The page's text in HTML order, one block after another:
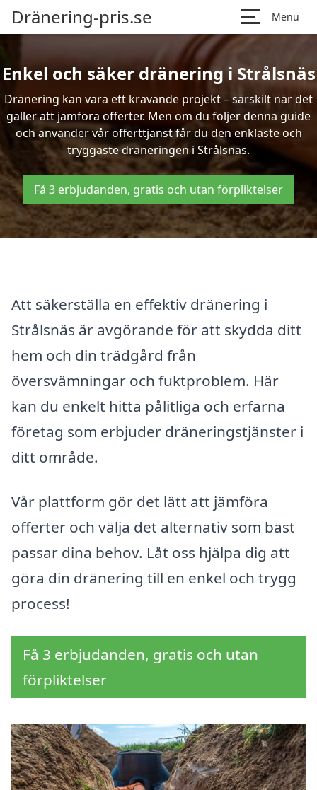
Dränering-pris.se Menu
Enkel och säker dränering i Strålsnäs
Dränering kan vara ett krävande projekt – särskilt när det
gäller att jämföra offerter. Men om du följer denna guide
och använder vår offerttjänst får du den enklaste och
tryggaste dräneringen i Strålsnäs.
Få 3 erbjudanden, gratis och utan förpliktelser
Att säkerställa en effektiv dränering i
Strålsnäs är avgörande för att skydda ditt
hem och din trädgård från
översvämningar och fuktproblem. Här
kan du enkelt hitta pålitliga och erfarna
företag som erbjuder dräneringstjänster i
ditt område.
Vår plattform gör det lätt att jämföra
offerter och välja det alternativ som bäst
passar dina behov. Låt oss hjälpa dig att
göra din dränering till en enkel och trygg
process!
Få 3 erbjudanden, gratis och utan
förpliktelser